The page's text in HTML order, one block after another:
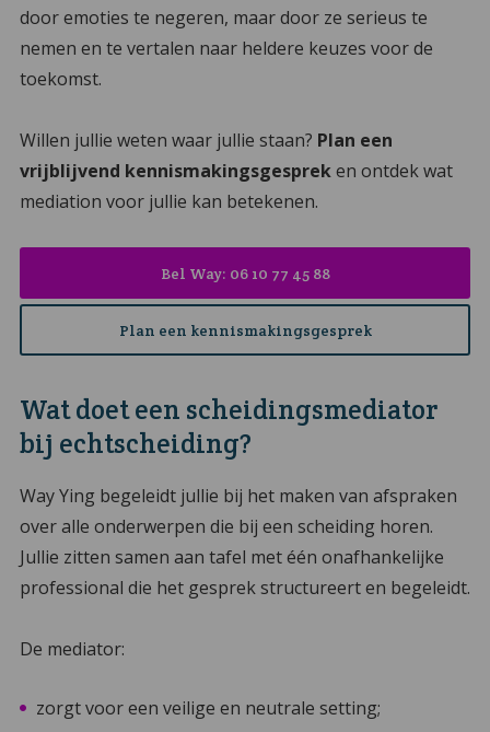
door emoties te negeren, maar door ze serieus te
nemen en te vertalen naar heldere keuzes voor de
toekomst.
Willen jullie weten waar jullie staan? Plan een
vrijblijvend kennismakingsgespreken ontdek wat
mediation voor jullie kan betekenen.
Bel Way: 06 10 77 45 88
Plan een kennismakingsgesprek
Wat doet een scheidingsmediator
bij echtscheiding?
Way Ying begeleidt jullie bij het maken van afspraken
over alle onderwerpen die bij een scheiding horen.
Jullie zitten samen aan tafel met één onafhankelijke
professional die het gesprek structureert en begeleidt.
De mediator:
zorgt voor een veilige en neutrale setting;